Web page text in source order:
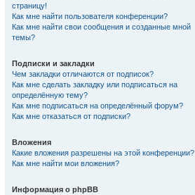
страницу!
Как мне найти пользователя конференции?
Как мне найти свои сообщения и созданные мной
темы?
Подписки и закладки
Чем закладки отличаются от подписок?
Как мне сделать закладку или подписаться на
определённую тему?
Как мне подписаться на определённый форум?
Как мне отказаться от подписки?
Вложения
Какие вложения разрешены на этой конференции?
Как мне найти мои вложения?
Информация о phpBB